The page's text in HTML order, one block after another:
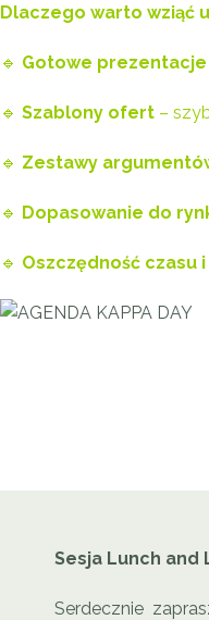
Dlaczego warto wziąć
🔹 Gotowe
🔹 Szablony ofert –
🔹 Zestawy
🔹 Dopasowanie do
🔹 Oszczędność czasu
Sesja Lunch and
Serdecznie